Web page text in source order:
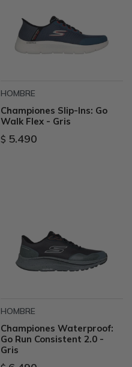
HOMBRE
Championes Slip-Ins: Go
Walk Flex - Gris
$ 5.490
HOMBRE
Championes Waterproof:
Go Run Consistent 2.0 -
Gris